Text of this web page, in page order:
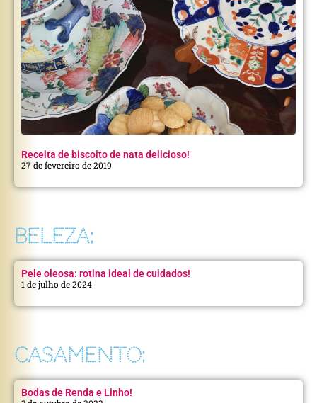
Receita de biscoito de nata delicioso!
27 de fevereiro de 2019
BELEZA:
Pele oleosa: rotina ideal de cuidados!
1 de julho de 2024
CASAMENTO:
Bodas de Renda e Linho!